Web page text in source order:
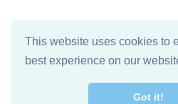
This website uses cookies to
best experience on our
Got it!